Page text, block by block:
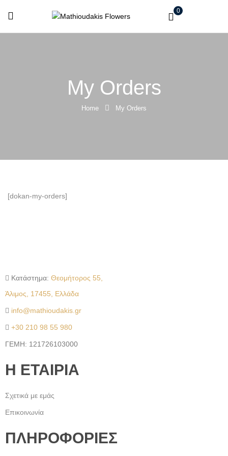
0
My Orders
Home My Orders
[dokan-my-orders]
Κατάστημα: Θεομήτορος 55,
Άλιμος, 17455, Ελλάδα
info@mathioudakis.gr
+30 210 98 55 980
ΓΕΜΗ: 121726103000
Η ΕΤΑΙΡΙΑ
Σχετικά με εμάς
Επικοινωνία
ΠΛΗΡΟΦΟΡΙΕΣ